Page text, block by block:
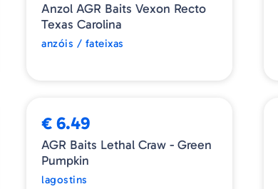
Anzol AGR Baits Vexon Recto
Texas Carolina
anzóis / fateixas
€ 6.49
AGR Baits Lethal Craw - Green
Pumpkin
lagostins